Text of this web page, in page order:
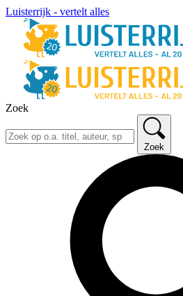
Luisterrijk - vertelt alles
Zoek
Zoek